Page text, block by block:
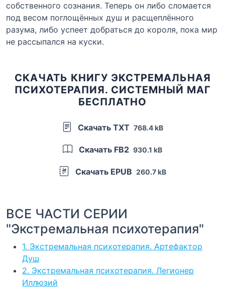
собственного сознания. Теперь он либо сломается
под весом поглощённых душ и расщеплённого
разума, либо успеет добраться до короля, пока мир
не рассыпался на куски.
СКАЧАТЬ КНИГУ ЭКСТРЕМАЛЬНАЯ
ПСИХОТЕРАПИЯ. СИСТЕМНЫЙ МАГ
БЕСПЛАТНО
Скачать TXT 768.4 kB
Скачать FB2 930.1 kB
Скачать EPUB 260.7 kB
ВСЕ ЧАСТИ СЕРИИ
"Экстремальная психотерапия"
1. Экстремальная психотерапия. Артефактор
Душ
2. Экстремальная психотерапия. Легионер
Иллюзий